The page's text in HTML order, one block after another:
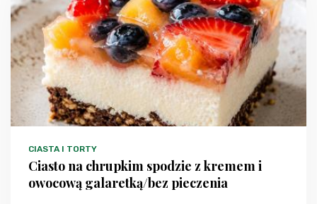
CIASTA I TORTY
Ciasto na chrupkim spodzie z kremem i
owocową galaretką/bez pieczenia